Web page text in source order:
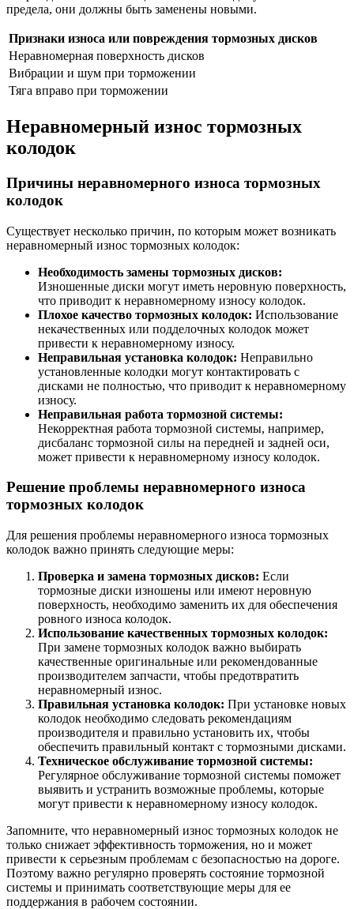
предела, они должны быть заменены новыми.
Признаки износа или повреждения тормозных дисков
Неравномерная поверхность дисков
Вибрации и шум при торможении
Тяга вправо при торможении
Неравномерный износ тормозных
колодок
Причины неравномерного износа тормозных
колодок
Существует несколько причин, по которым может возникать
неравномерный износ тормозных колодок:
Необходимость замены тормозных дисков:
Изношенные диски могут иметь неровную поверхность,
что приводит к неравномерному износу колодок.
Плохое качество тормозных колодок: Использование
некачественных или подделочных колодок может
привести к неравномерному износу.
Неправильная установка колодок: Неправильно
установленные колодки могут контактировать с
дисками не полностью, что приводит к неравномерному
износу.
Неправильная работа тормозной системы:
Некорректная работа тормозной системы, например,
дисбаланс тормозной силы на передней и задней оси,
может привести к неравномерному износу колодок.
Решение проблемы неравномерного износа
тормозных колодок
Для решения проблемы неравномерного износа тормозных
колодок важно принять следующие меры:
Проверка и замена тормозных дисков: Если
тормозные диски изношены или имеют неровную
поверхность, необходимо заменить их для обеспечения
ровного износа колодок.
Использование качественных тормозных колодок:
При замене тормозных колодок важно выбирать
качественные оригинальные или рекомендованные
производителем запчасти, чтобы предотвратить
неравномерный износ.
Правильная установка колодок: При установке новых
колодок необходимо следовать рекомендациям
производителя и правильно установить их, чтобы
обеспечить правильный контакт с тормозными дисками.
Техническое обслуживание тормозной системы:
Регулярное обслуживание тормозной системы поможет
выявить и устранить возможные проблемы, которые
могут привести к неравномерному износу колодок.
Запомните, что неравномерный износ тормозных колодок не
только снижает эффективность торможения, но и может
привести к серьезным проблемам с безопасностью на дороге.
Поэтому важно регулярно проверять состояние тормозной
системы и принимать соответствующие меры для ее
поддержания в рабочем состоянии.